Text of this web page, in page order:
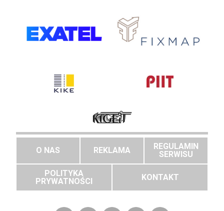
O NAS REKLAMA
REGULAMIN
SERWISU
POLITYKA
PRYWATNOŚCI
KONTAKT